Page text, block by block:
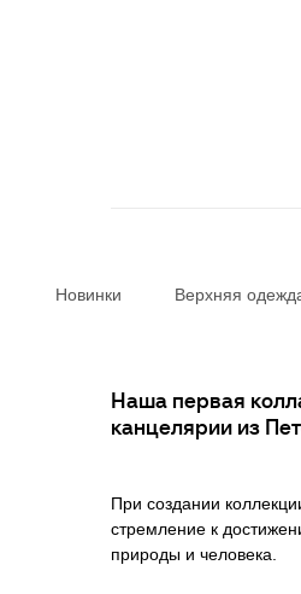
Новинки Верхняя
Наша первая
канцелярии из
При создании
стремление к
природы и человека.